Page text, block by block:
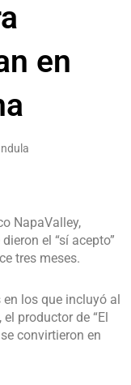
en
NapaValley,
el “sí acepto”
tres meses.
los que incluyó al
productor de “El
convirtieron en